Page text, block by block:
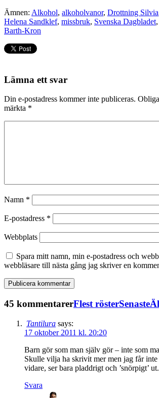
Ämnen: Alkohol, alkoholvanor, Drottning Silvia
Helena Sandklef, missbruk, Svenska Dagbladet,
Barth-Kron
Lämna ett svar
Din e-postadress kommer inte publiceras.
märkta *
Namn *
E-postadress *
Webbplats
Spara mitt namn, min e-postadress och
webbläsare till nästa gång jag skriver en
45 kommentarerFlest rösterSenaste
Tantilura says:
17 oktober 2011 kl. 20:20
Barn gör som man själv gör – inte som
Skulle vilja ha skrivit mer men jag får inte
vidare, ser bara pladdrigt och ’snörpigt’
Svara